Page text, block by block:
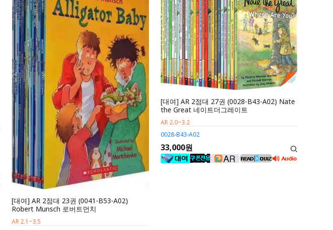
[대여] AR 2점대 23권 (0041-B53-A02)
Robert Munsch 로버트먼치
AR 2.1~3.5
[대여] AR 2점대 27권 (0028-B43-A02) Nate
the Great 네이트더그레이트
AR 2.0~3.2
0028-B43-A02
33,000원